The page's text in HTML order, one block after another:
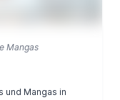
Mangas
und Mangas in